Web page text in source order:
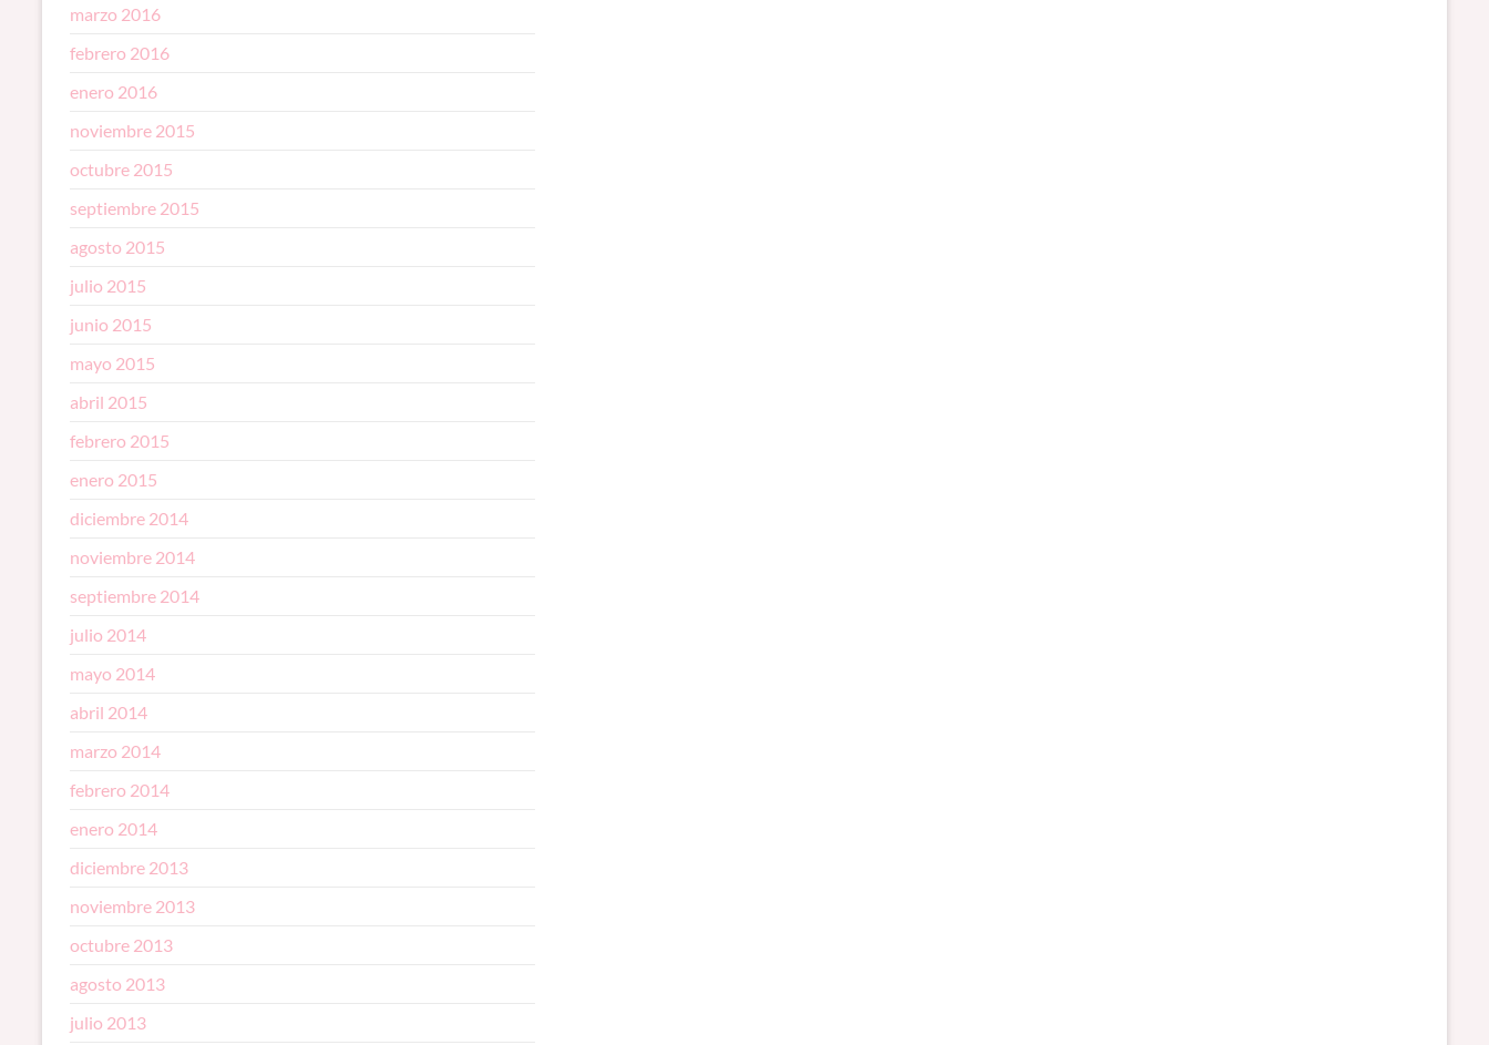
marzo 2016
febrero 2016
enero 2016
noviembre 2015
octubre 2015
septiembre 2015
agosto 2015
julio 2015
junio 2015
mayo 2015
abril 2015
febrero 2015
enero 2015
diciembre 2014
noviembre 2014
septiembre 2014
julio 2014
mayo 2014
abril 2014
marzo 2014
febrero 2014
enero 2014
diciembre 2013
noviembre 2013
octubre 2013
agosto 2013
julio 2013